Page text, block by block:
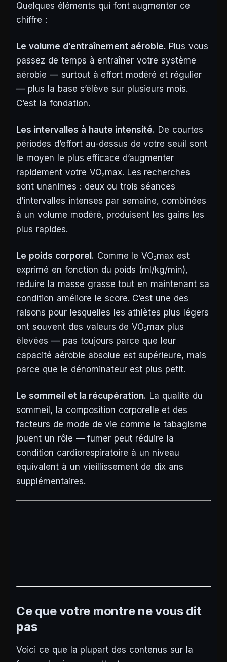
Quelques éléments qui font augmenter ce
chiffre :
Le volume d’entraînement aérobie. Plus vous
passez de temps à entraîner votre système
aérobie — surtout à effort modéré et régulier
— plus la base s’élève sur plusieurs mois.
C’est la fondation.
Les intervalles à haute intensité. De courtes
périodes d’effort au-dessus de votre seuil sont
le moyen le plus efficace d’augmenter
rapidement votre VO₂max. Les recherches
sont unanimes : deux ou trois séances
d’intervalles intenses par semaine, combinées
à un volume modéré, produisent les gains les
plus rapides.
Le poids corporel. Comme le VO₂max est
exprimé en fonction du poids (ml/kg/min),
réduire la masse grasse tout en maintenant sa
condition améliore le score. C’est une des
raisons pour lesquelles les athlètes plus légers
ont souvent des valeurs de VO₂max plus
élevées — pas toujours parce que leur
capacité aérobie absolue est supérieure, mais
parce que le dénominateur est plus petit.
Le sommeil et la récupération. La qualité du
sommeil, la composition corporelle et des
facteurs de mode de vie comme le tabagisme
jouent un rôle — fumer peut réduire la
condition cardiorespiratoire à un niveau
équivalent à un vieillissement de dix ans
supplémentaires.
Ce que votre montre ne vous dit
pas
Voici ce que la plupart des contenus sur la